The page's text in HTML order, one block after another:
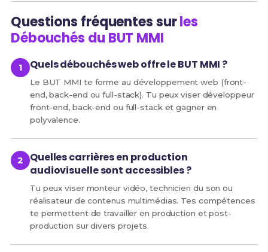
Questions fréquentes surles
Débouchés du BUT MMI
Quels débouchés web offre le BUT MMI ?
Le BUT MMI te forme au développement web (front-
end, back-end ou full-stack). Tu peux viser développeur
front-end, back-end ou full-stack et gagner en
polyvalence.
Quelles carrières en production
audiovisuelle sont accessibles ?
Tu peux viser monteur vidéo, technicien du son ou
réalisateur de contenus multimédias. Tes compétences
te permettent de travailler en production et post-
production sur divers projets.